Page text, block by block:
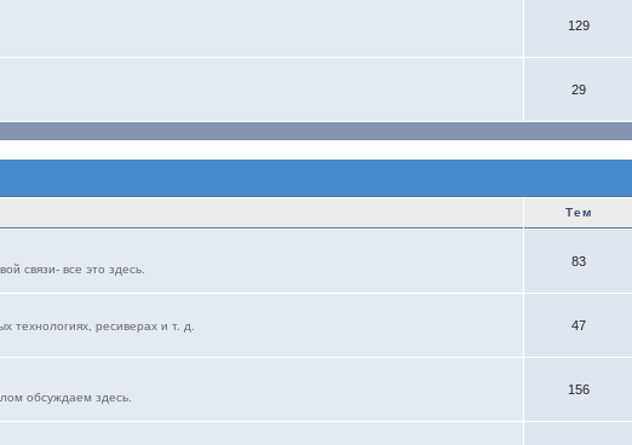
129
29
Тем
связи- все это здесь.
83
технологиях, ресиверах и т. д.
47
обсуждаем здесь.
156